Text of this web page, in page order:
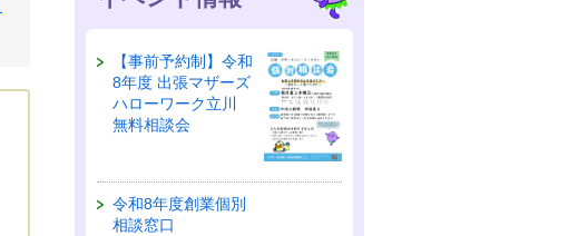
【事前予約制】令和
8年度 出張マザーズ
ハローワーク立川
無料相談会
令和8年度創業個別
相談窓口